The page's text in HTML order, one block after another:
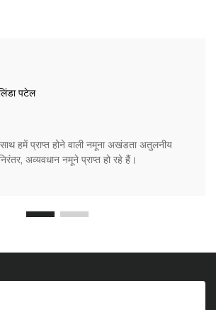
पटेल
हमें प्राप्त होने वाली नमूना अखंडता अतुलनीय
अव्यवधान नमूने प्राप्त हो रहे हैं।